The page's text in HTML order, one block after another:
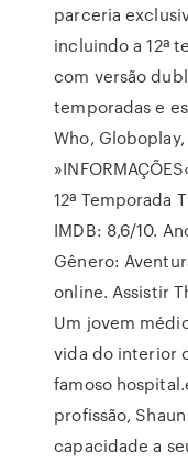
parceria
incluindo a 12ª
com versão
temporadas e
Who,
12ª Temporada
IMDB: 8,6/10.
Gênero:
online. Assistir
Um jovem
vida do interior
famoso
profissão,
capacidade a